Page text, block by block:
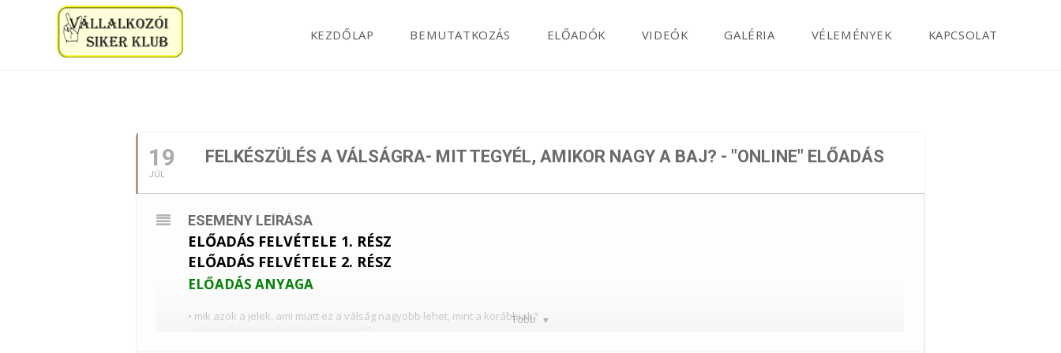
KEZDŐLAP BEMUTATKOZÁS ELŐADÓK VIDEÓK GALÉRIA VÉLEMÉNYEK KAPCSOLAT
19
JÚL
FELKÉSZÜLÉS A VÁLSÁGRA- MIT TEGYÉL, AMIKOR NAGY A BAJ? - "ONLINE" ELŐADÁS
Több
ESEMÉNY LEÍRÁSA
ELŐADÁS FELVÉTELE 1. RÉSZ
ELŐADÁS FELVÉTELE 2. RÉSZ
ELŐADÁS ANYAGA
• mik azok a jelek, ami miatt ez a válság nagyobb lehet, mint a korábbiak?